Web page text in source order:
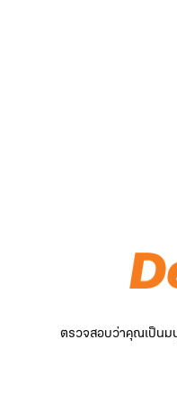
ตรวจสอบว่าคุณเป็นม